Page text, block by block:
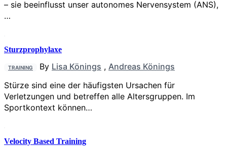
– sie beeinflusst unser autonomes Nervensystem (ANS),
…
Sturzprophylaxe
TRAINING By Lisa Könings , Andreas Könings
Stürze sind eine der häufigsten Ursachen für
Verletzungen und betreffen alle Altersgruppen. Im
Sportkontext können…
Velocity Based Training